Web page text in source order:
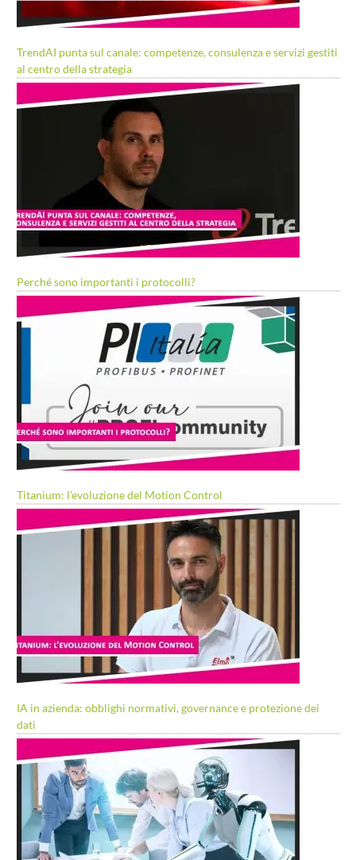
TrendAI punta sul canale: competenze, consulenza e servizi gestiti
al centro della strategia
Perché sono importanti i protocolli?
Titanium: l’evoluzione del Motion Control
IA in azienda: obblighi normativi, governance e protezione dei
dati